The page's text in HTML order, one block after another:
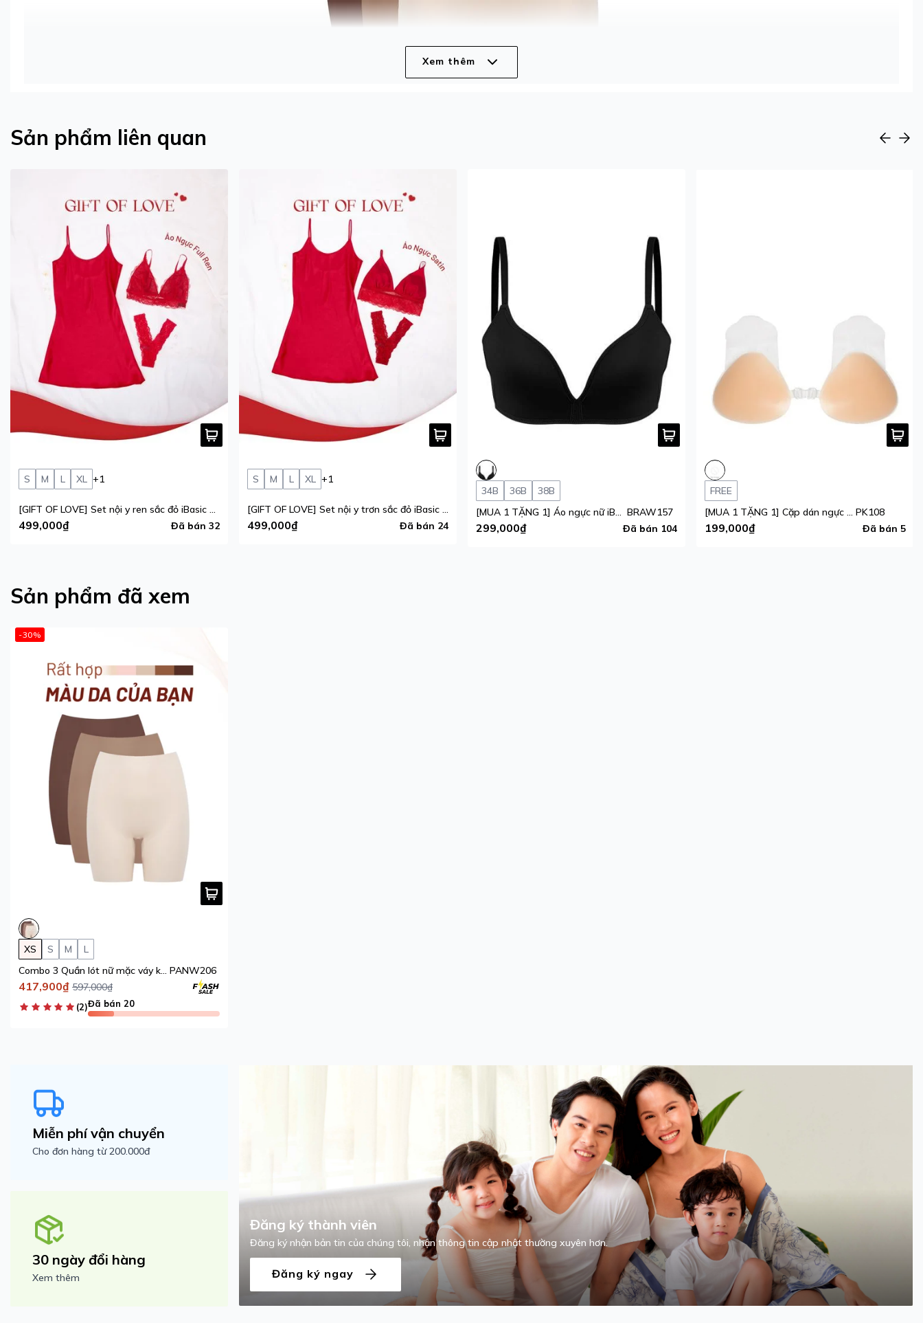
Xem thêm
Sản phẩm liên quan
S M L XL +1
[GIFT OF LOVE] Set nội y ren sắc đỏ iBasic phiên bản giới hạn
499,000₫ Đã bán 32
S M L XL +1
[GIFT OF LOVE] Set nội y trơn sắc đỏ iBasic phiên bản giới hạn
499,000₫ Đã bán 24
34B 36B
38B
[MUA 1 TẶNG 1] Áo ngực nữ iBasic Inviswire gọng ảo mút mỏng form Tshirt BRAW157
299,000₫ Đã bán 104
FREE
[MUA 1 TẶNG 1] Cặp dán ngực silicone PK108
199,000₫ Đã bán 5
Sản phẩm đã xem
-30%
XS S M
L
Combo 3 Quần lót nữ mặc váy không đường may iBasic phom boxer free cut PANW206
417,900₫ 597,000₫
(2)Đã bán 20
Miễn phí vận chuyển
Cho đơn hàng từ 200.000đ
30 ngày đổi hàng
Xem thêm
Đăng ký thành viên
Đăng ký nhận bản tin của chúng tôi, nhận thông tin cập nhật thường xuyên hơn.
Đăng ký ngay